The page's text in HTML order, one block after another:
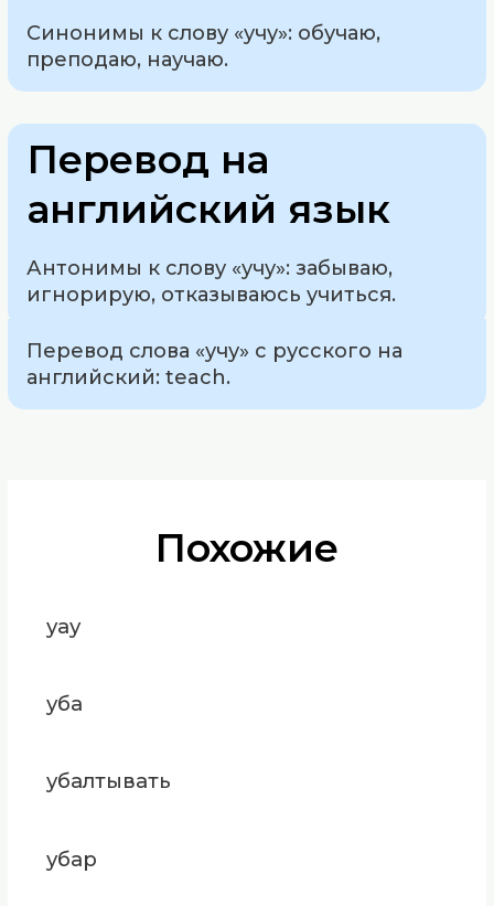
Синонимы к слову «учу»: обучаю,
преподаю, научаю.
Перевод на
английский язык
Антонимы к слову «учу»: забываю,
игнорирую, отказываюсь учиться.
Перевод слова «учу» с русского на
английский: teach.
Похожие
уау
уба
убалтывать
убар